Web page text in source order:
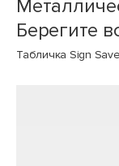
Берегите
Табличка Sign